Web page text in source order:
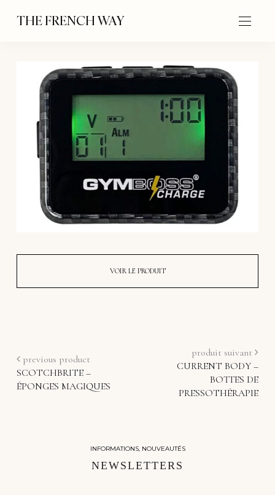
THE FRENCH WAY
VOIR LE PRODUIT
previous product
SCOTCHBRITE –
ÉPONGES MAGIQUES
produit suivant
CURRENT BODY –
BOTTES DE
PRESSOTHÉRAPIE
INFORMATIONS, NOUVEAUTÉS
NEWSLETTERS